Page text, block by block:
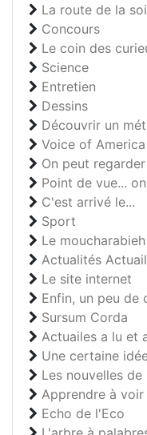
La route de la
Concours
Le coin des
Science
Entretien
Dessins
Découvrir un
Voice of America
On peut
Point de vue...
C'est arrivé le...
Sport
Le moucharabieh
Actualités
Le site internet
Enfin, un peu de
Sursum Corda
Actuailes a lu et
Une certaine
Les nouvelles de
Apprendre à voir
Echo de l'Eco